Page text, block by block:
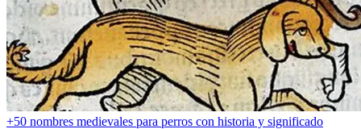
+50 nombres medievales para perros con historia y significado